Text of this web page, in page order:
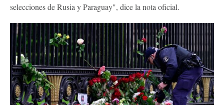
selecciones de Rusia y Paraguay", dice la nota oficial.